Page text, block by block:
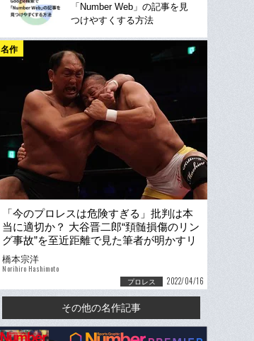
「Number Web」の記事を見
つけやすくする方法
名作
「今のプロレスは危険すぎる」批判は本
当に適切か？ 大谷晋二郎“頚髄損傷のリン
グ事故”を至近距離で見た筆者が明かすリ
アルと“選手の証言”
橋本宗洋
Norihiro Hashimoto
プロレス 2022/04/16
その他の名作記事